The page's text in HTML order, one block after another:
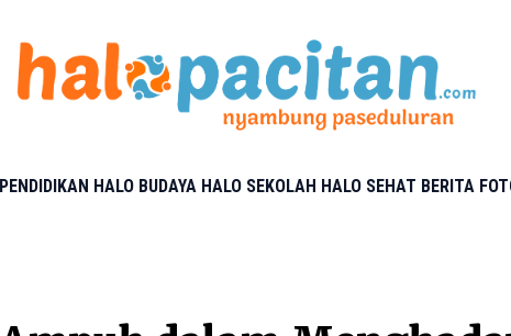
HALO BUDAYA HALO SEKOLAH HALO SEHAT BERITA